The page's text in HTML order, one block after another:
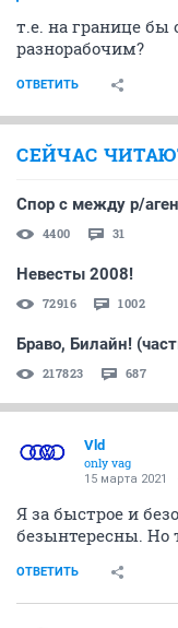
т.е. на границе бы
разнорабочим?
ОТВЕТИТЬ
СЕЙЧАС
Спор с между р/
4400 31
Невесты 2008!
72916 1002
Браво, Билайн!
217823 687
Vld
only vag
15 марта 2021
Я за быстрое и
безынтересны. Но
ОТВЕТИТЬ